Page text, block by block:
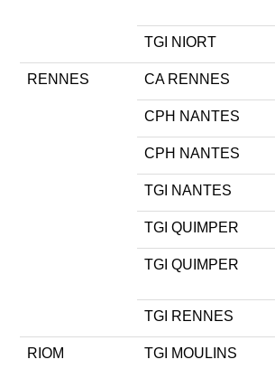
TGI NIORT
RENNES CA RENNES
CPH NANTES
CPH NANTES
TGI NANTES
TGI QUIMPER
TGI QUIMPER
TGI RENNES
RIOM TGI MOULINS